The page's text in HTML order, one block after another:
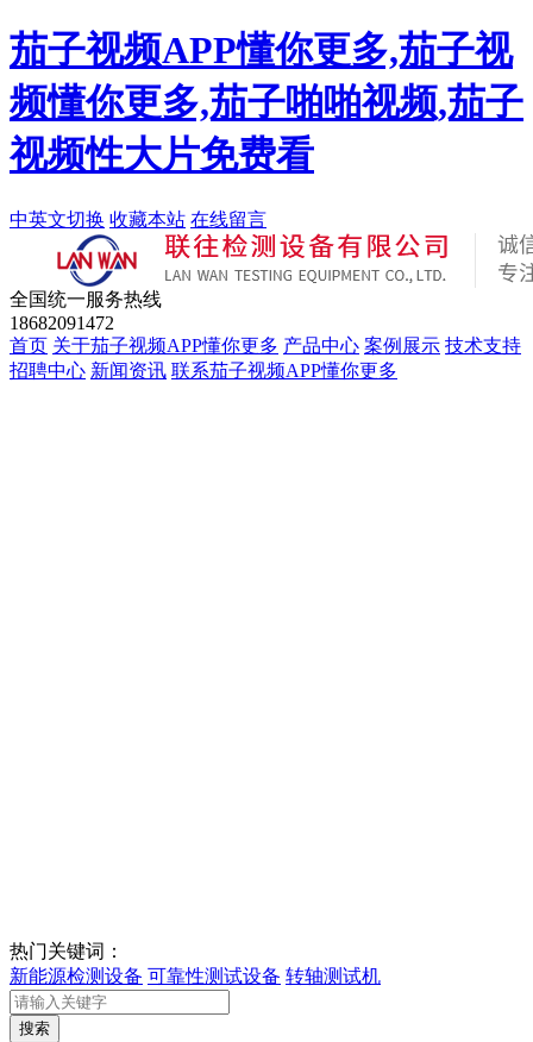
茄子视频APP懂你更多,茄子视
频懂你更多,茄子啪啪视频,茄子
视频性大片免费看
中英文切换 收藏本站 在线留言
全国统一服务热线
18682091472
首页 关于茄子视频APP懂你更多 产品中心 案例展示 技术支持
招聘中心 新闻资讯 联系茄子视频APP懂你更多
热门关键词：
新能源检测设备 可靠性测试设备 转轴测试机